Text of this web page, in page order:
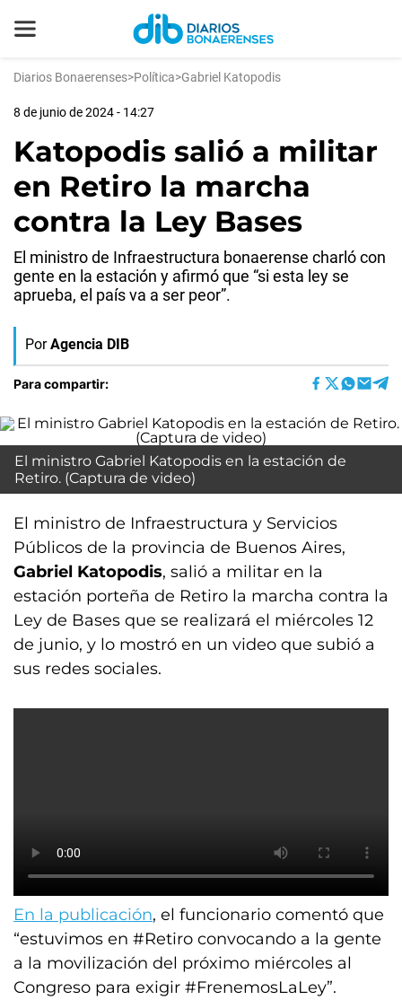
Diarios Bonaerenses>Política>Gabriel Katopodis
8 de junio de 2024 - 14:27
Katopodis salió a militar
en Retiro la marcha
contra la Ley Bases
El ministro de Infraestructura bonaerense charló con
gente en la estación y afirmó que “si esta ley se
aprueba, el país va a ser peor”.
Por Agencia DIB
Para compartir:
El ministro Gabriel Katopodis en la estación de
Retiro. (Captura de video)
El ministro de Infraestructura y Servicios
Públicos de la provincia de Buenos Aires,
Gabriel Katopodis, salió a militar en la
estación porteña de Retiro la marcha contra la
Ley de Bases que se realizará el miércoles 12
de junio, y lo mostró en un video que subió a
sus redes sociales.
En la publicación, el funcionario comentó que
“estuvimos en #Retiro convocando a la gente
a la movilización del próximo miércoles al
Congreso para exigir #FrenemosLaLey”.